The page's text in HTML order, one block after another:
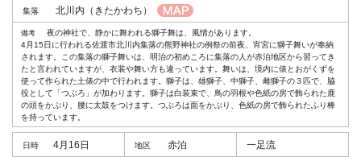
北川内 （きたかわち）
夜の神社で、静かに舞われる獅子舞は、風情があります。
4月15日に行われる佐渡市北川内集落の熊野神社の例祭の前夜、宵宮に獅子舞いが奉納
されます。この集落の獅子舞いは、明治の初めころに集落の人が赤泊地区から習ってき
たと言われていますが、衣装や舞い方も違っています。舞いは、境内に俵とおがくずを
使って作られた土俵の中で行われます。獅子は、雄獅子、中獅子、雌獅子の３匹で、脇
役として「つぶろ」が加わります。獅子は白装束で、鳥の羽根や色紙の房で飾られた鹿
の頭をかぶり、腰に太鼓をつけます。つぶろは面をかぶり、色紙の房で飾られたふり棒
を持っています。
一足流
4月16日 赤泊